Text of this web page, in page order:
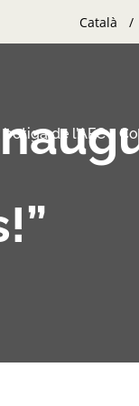
Català
botiga de l’AFC